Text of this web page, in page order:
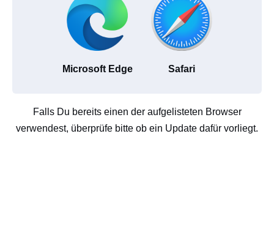
Microsoft Edge Safari
Falls Du bereits einen der aufgelisteten Browser
verwendest, überprüfe bitte ob ein Update dafür vorliegt.